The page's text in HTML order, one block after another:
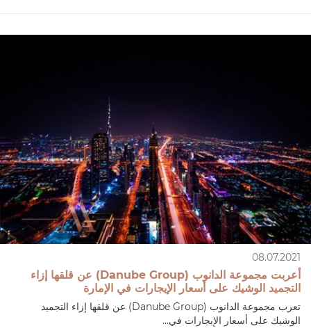
08.07.2021
أعربت مجموعة الدانوب (Danube Group) عن قلقها إزاء
التجميد الوشيك على أسعار الإيجارات في الإمارة
تعرب مجموعة الدانوب (Danube Group) عن قلقها إزاء التجميد
الوشيك على أسعار الإيجارات في...